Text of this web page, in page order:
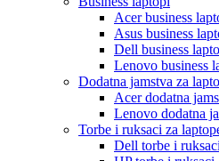
Acer business
Asus business
Dell business
Lenovo business
Dodatna jamstva za
Acer dodatna
Lenovo dodatna
Torbe i ruksaci za
Dell torbe i ruksaci